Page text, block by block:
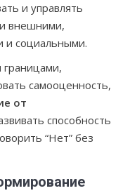
и управлять
внешними,
и социальными.
самооценность,
от
способность
“Нет” без